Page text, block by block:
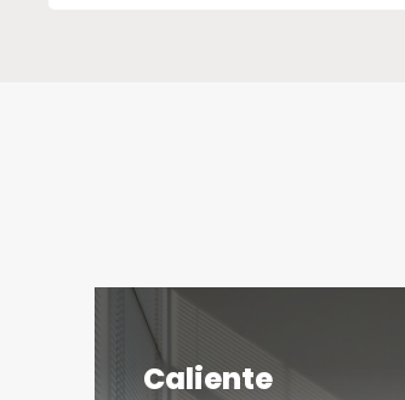
Caliente